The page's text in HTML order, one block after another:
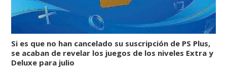
Si es que no han cancelado su suscripción de PS Plus,
se acaban de revelar los juegos de los niveles Extra y
Deluxe para julio